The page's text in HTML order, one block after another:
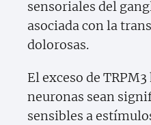
sensoriales del
asociada con la
dolorosas.
El exceso de TRPM3
neuronas sean
sensibles a